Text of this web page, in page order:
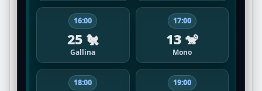
16:00
25 🐔
Gallina
17:00
13 🐒
Mono
18:00 19:00